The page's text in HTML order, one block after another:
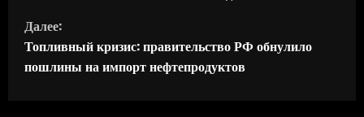
о
д
Далее:
Топливный кризис: правительство РФ обнулило
пошлины на импорт нефтепродуктов